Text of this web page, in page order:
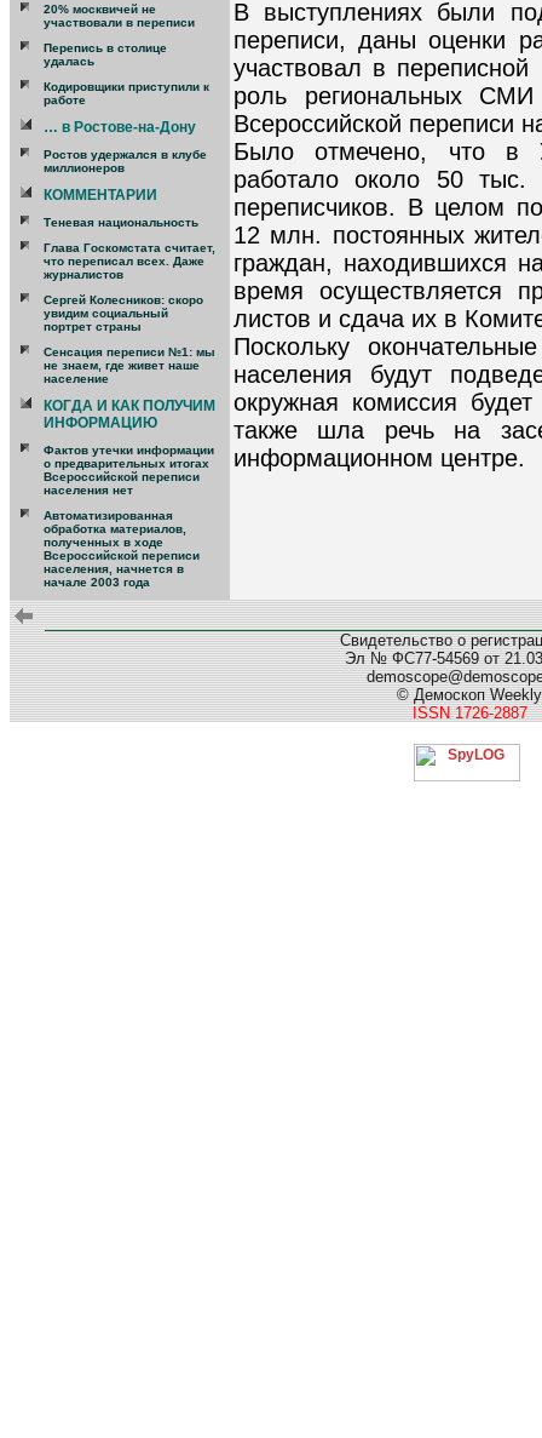
20% москвичей не
участвовали в переписи
Перепись в столице
удалась
Кодировщики приступили к
работе
… в Ростове-на-Дону
Ростов удержался в клубе
миллионеров
КОММЕНТАРИИ
Теневая национальность
Глава Госкомстата считает,
что переписал всех. Даже
журналистов
Сергей Колесников: скоро
увидим социальный
портрет страны
Сенсация переписи №1: мы
не знаем, где живет наше
население
КОГДА И КАК ПОЛУЧИМ
ИНФОРМАЦИЮ
Фактов утечки информации
о предварительных итогах
Всероссийской переписи
населения нет
Автоматизированная
обработка материалов,
полученных в ходе
Всероссийской переписи
населения, начнется в
начале 2003 года
В выступлениях были
переписи, даны оценки
участвовал в
роль региональных
Всероссийской переписи
Было отмечено, что в
работало около 50
переписчиков. В целом
12 млн. постоянных
граждан, находившихся
время осуществляется
листов и сдача их в
Поскольку
населения будут
окружная комиссия
также шла речь на
информационном центре.
Свидетельство о
Эл № ФС77-54569 от
© Демоскоп Weekly
ISSN 1726-2887